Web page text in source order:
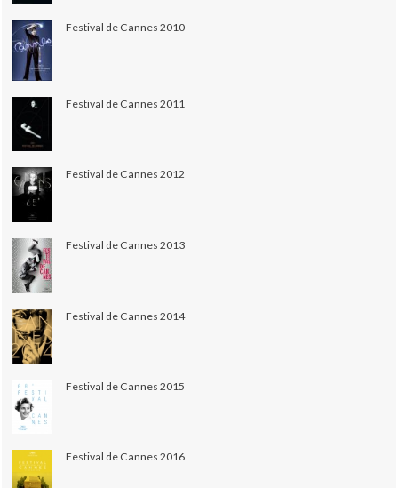
Festival de Cannes 2010
Festival de Cannes 2011
Festival de Cannes 2012
Festival de Cannes 2013
Festival de Cannes 2014
Festival de Cannes 2015
Festival de Cannes 2016